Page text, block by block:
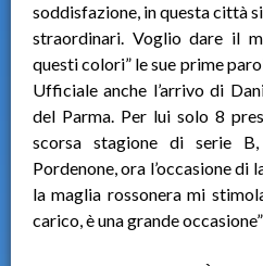
soddisfazione, in questa città
straordinari. Voglio dare il
questi colori” le sue prime
Ufficiale anche l’arrivo di
del Parma. Per lui solo 8
scorsa stagione di serie
Pordenone, ora l’occasione di
la maglia rossonera mi
carico, è una grande